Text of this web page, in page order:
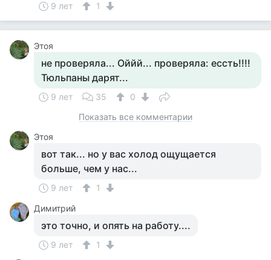
9 лет 1
Этоя
не проверяла... Оййй... проверяла: ессть!!!!
Тюльпаны дарят...
9 лет 35
0
Показать все комментарии
Этоя
вот так... но у вас холод ощущается
больше, чем у нас...
9 лет
1
Димитрий
это точно, и опять на работу....
9 лет 1